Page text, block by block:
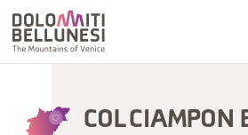
COL CIAMPON